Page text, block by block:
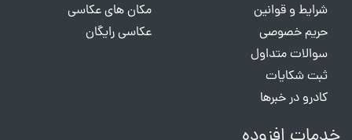
شرایط و قوانین
حریم خصوصی
سوالات متداول
ثبت شکایات
کادرو در خبرها
مکان های عکاسی
عکاسی رایگان